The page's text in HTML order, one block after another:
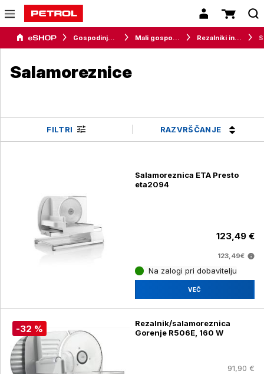
Gospodinjski aparati Mali gospodinjski aparati Rezalniki in sekljalniki
Salamoreznice
FILTRI RAZVRŠČANJE
Salamoreznica ETA Presto
eta2094
123,49 €
123,49€
Na zalogi pri dobavitelju
VEČ
-32 %
Rezalnik/salamoreznica
Gorenje R506E, 160 W
91,90 €